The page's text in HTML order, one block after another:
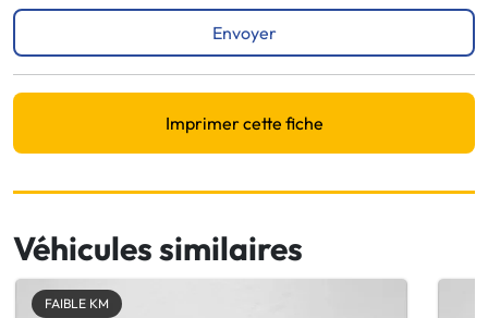
Envoyer
Imprimer cette fiche
Véhicules similaires
FAIBLE KM